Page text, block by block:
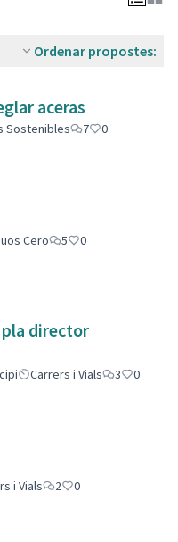
Ordenar propostes:
aceras
Sostenibles 7
0
Cero 5
0
director
Carrers i Vials 3
0
i Vials 2
0